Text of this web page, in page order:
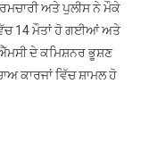
14
ਵਿਅਕਤੀਆਂ
ਦੀ
ਮੌਤ,
ਅਤੇ ਪੁਲੀਸ ਨੇ ਮੌਕੇ
14 ਮੌਤਾਂ ਹੋ ਗਈਆਂ ਅਤੇ
ਦੇ ਕਮਿਸ਼ਨਰ ਭੂਸ਼ਣ
ਕਾਰਜਾਂ ਵਿੱਚ ਸ਼ਾਮਲ ਹੋ